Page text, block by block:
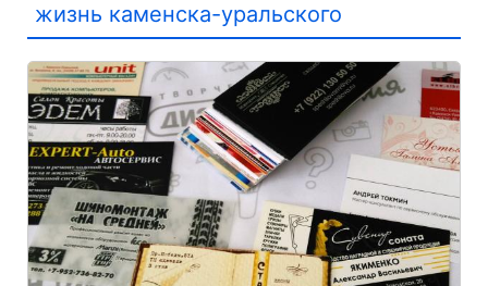
жизнь каменска-уральского